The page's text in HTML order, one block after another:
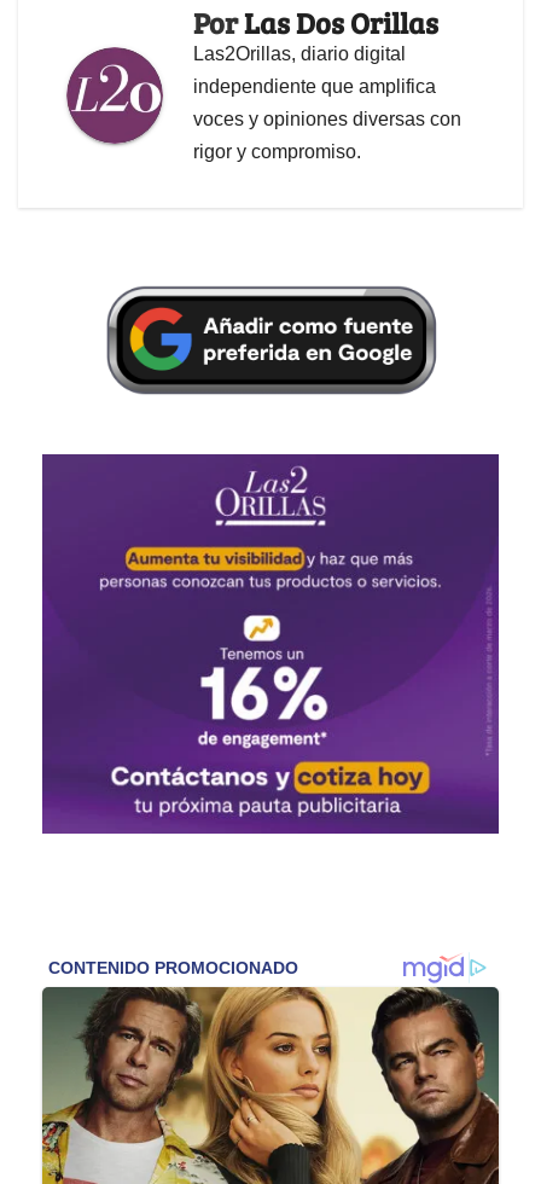
PorLas Dos Orillas
Las2Orillas, diario digital
independiente que amplifica
voces y opiniones diversas con
rigor y compromiso.